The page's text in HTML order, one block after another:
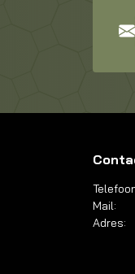
Mail:
Adres: